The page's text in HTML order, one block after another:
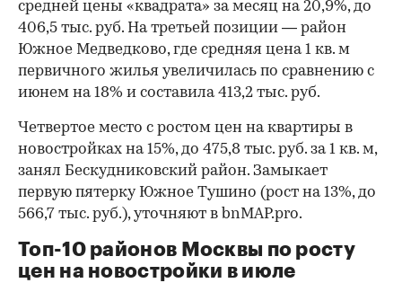
средней цены «квадрата» за месяц на 20,9%, до
406,5 тыс. руб. На третьей позиции — район
Южное Медведково, где средняя цена 1 кв. м
первичного жилья увеличилась по сравнению с
июнем на 18% и составила 413,2 тыс. руб.
Четвертое место с ростом цен на квартиры в
новостройках на 15%, до 475,8 тыс. руб. за 1 кв. м,
занял Бескудниковский район. Замыкает
первую пятерку Южное Тушино (рост на 13%, до
566,7 тыс. руб.), уточняют в bnMAP.pro.
Топ-10 районов Москвы по росту
цен на новостройки в июле